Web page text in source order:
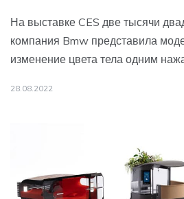
На выставке CES две тысячи
компания Bmw представила
изменение цвета тела одним
28.08.2022